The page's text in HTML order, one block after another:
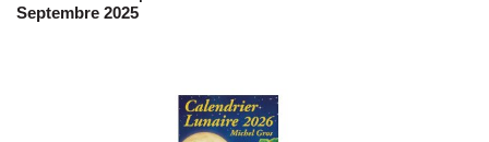
Septembre 2025